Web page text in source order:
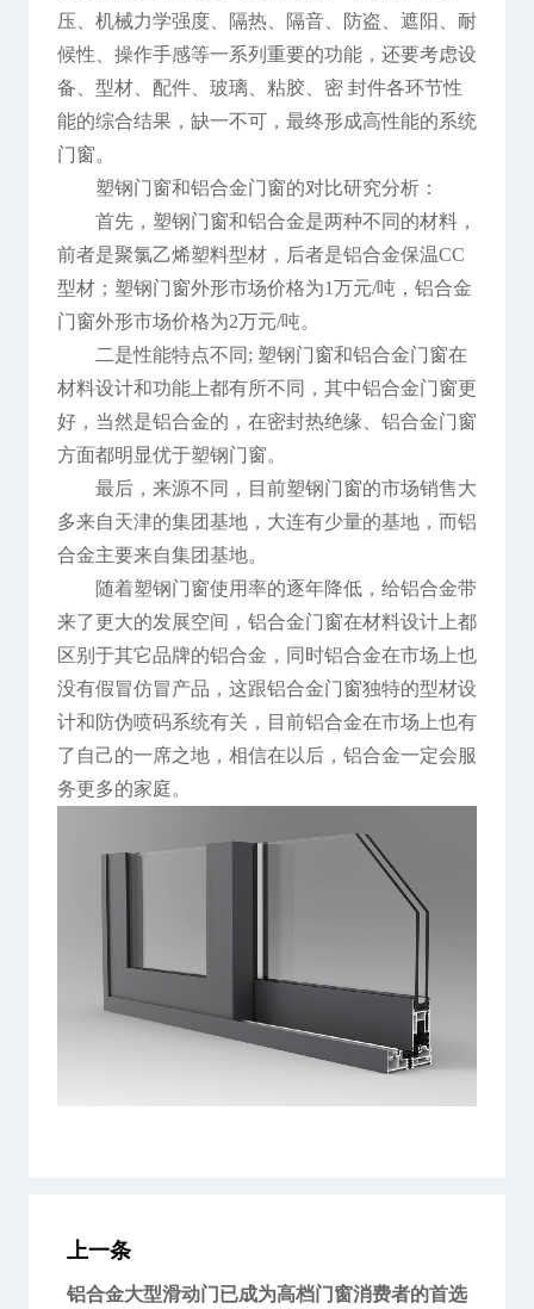
压、机械力学强度、隔热、隔音、防盗、遮阳、耐
候性、操作手感等一系列重要的功能，还要考虑设
备、型材、配件、玻璃、粘胶、密 封件各环节性
能的综合结果，缺一不可，最终形成高性能的系统
门窗。
塑钢门窗和铝合金门窗的对比研究分析：
首先，塑钢门窗和铝合金是两种不同的材料，
前者是聚氯乙烯塑料型材，后者是铝合金保温CC
型材；塑钢门窗外形市场价格为1万元/吨，铝合金
门窗外形市场价格为2万元/吨。
二是性能特点不同; 塑钢门窗和铝合金门窗在
材料设计和功能上都有所不同，其中铝合金门窗更
好，当然是铝合金的，在密封热绝缘、铝合金门窗
方面都明显优于塑钢门窗。
最后，来源不同，目前塑钢门窗的市场销售大
多来自天津的集团基地，大连有少量的基地，而铝
合金主要来自集团基地。
随着塑钢门窗使用率的逐年降低，给铝合金带
来了更大的发展空间，铝合金门窗在材料设计上都
区别于其它品牌的铝合金，同时铝合金在市场上也
没有假冒仿冒产品，这跟铝合金门窗独特的型材设
计和防伪喷码系统有关，目前铝合金在市场上也有
了自己的一席之地，相信在以后，铝合金一定会服
务更多的家庭。
上一条
铝合金大型滑动门已成为高档门窗消费者的首选